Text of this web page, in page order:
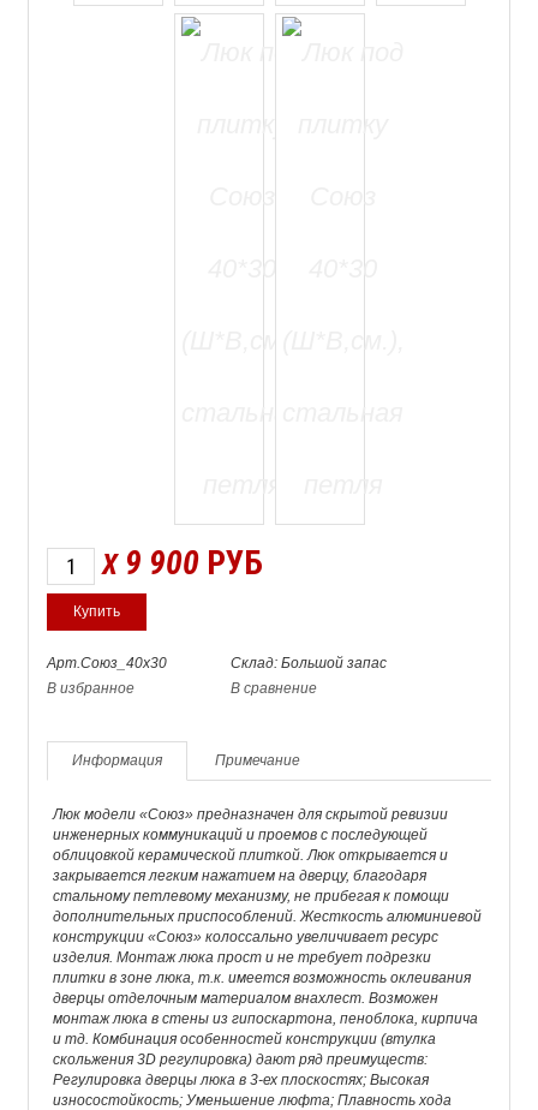
X 9 900 РУБ
Арт.Союз_40х30
Склад: Большой запас
В избранное
В сравнение
Информация Примечание
Люк модели «Союз» предназначен для скрытой ревизии
инженерных коммуникаций и проемов с последующей
облицовкой керамической плиткой. Люк открывается и
закрывается легким нажатием на дверцу, благодаря
стальному петлевому механизму, не прибегая к помощи
дополнительных приспособлений. Жесткость алюминиевой
конструкции «Союз» колоссально увеличивает ресурс
изделия. Монтаж люка прост и не требует подрезки
плитки в зоне люка, т.к. имеется возможность оклеивания
дверцы отделочным материалом внахлест. Возможен
монтаж люка в стены из гипоскартона, пеноблока, кирпича
и тд. Комбинация особенностей конструкции (втулка
скольжения 3D регулировка) дают ряд преимуществ:
Регулировка дверцы люка в 3-ех плоскостях; Высокая
износостойкость; Уменьшение люфта; Плавность хода